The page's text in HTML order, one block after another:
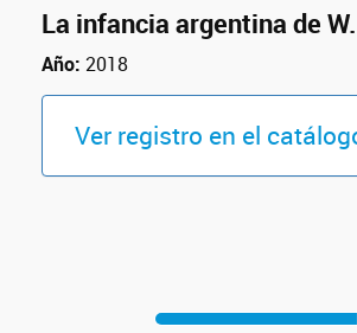
La infancia argentina de
Año: 2018
Ver registro en el